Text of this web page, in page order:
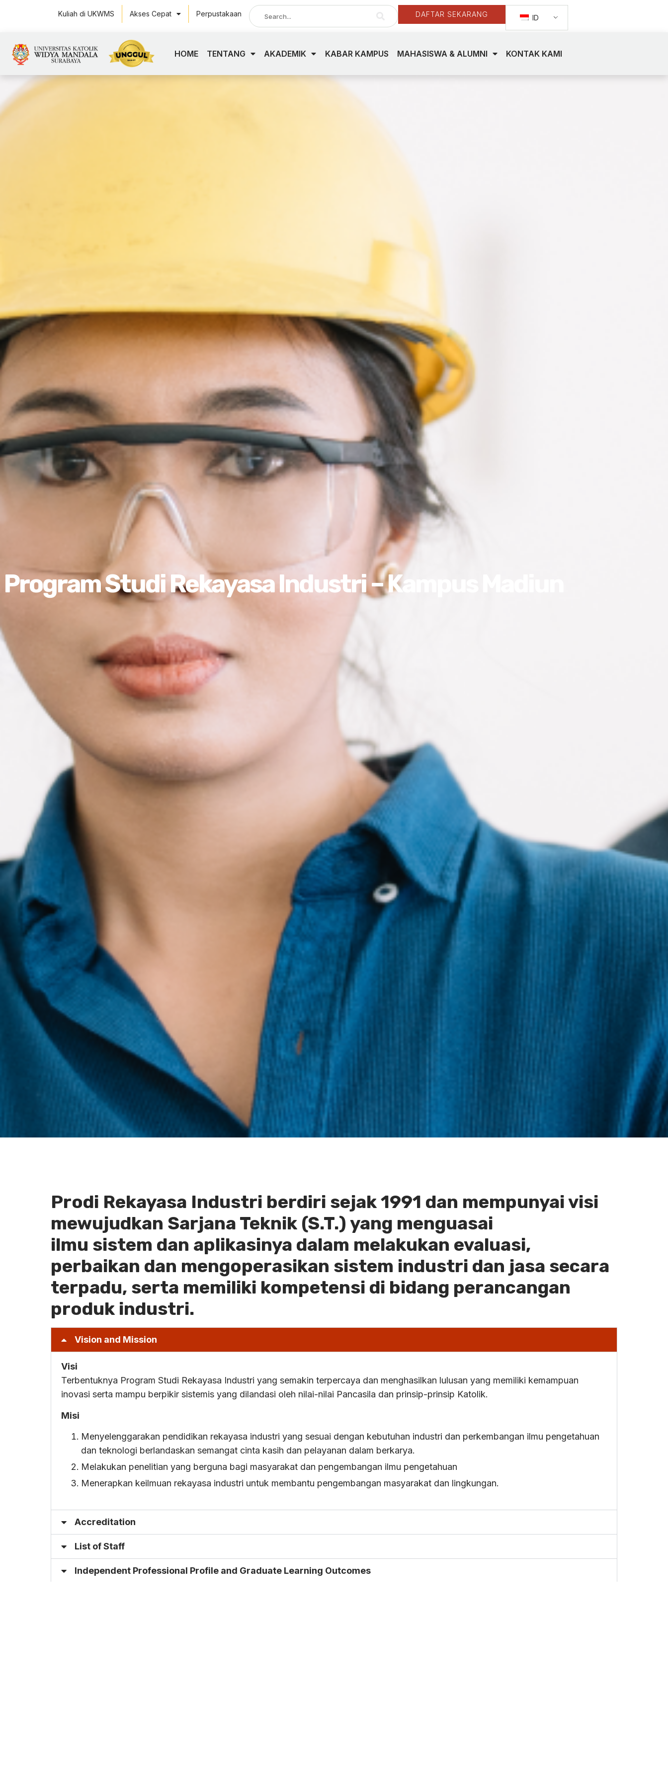
Kuliah di UKWMS Akses Cepat Perpustakaan DAFTAR SEKARANG ID
HOME TENTANG AKADEMIK KABAR KAMPUS MAHASISWA & ALUMNI KONTAK KAMI
Program Studi Rekayasa Industri – Kampus Madiun
Prodi Rekayasa Industri berdiri sejak 1991 dan mempunyai visi
mewujudkan Sarjana Teknik (S.T.) yang menguasai
ilmu sistem dan aplikasinya dalam melakukan evaluasi,
perbaikan dan mengoperasikan sistem industri dan jasa secara
terpadu, serta memiliki kompetensi di bidang perancangan
produk industri.
Vision and Mission
Visi
Terbentuknya Program Studi Rekayasa Industri yang semakin terpercaya dan menghasilkan lulusan yang memiliki kemampuan
inovasi serta mampu berpikir sistemis yang dilandasi oleh nilai-nilai Pancasila dan prinsip-prinsip Katolik.
Misi
Menyelenggarakan pendidikan rekayasa industri yang sesuai dengan kebutuhan industri dan perkembangan ilmu pengetahuan
dan teknologi berlandaskan semangat cinta kasih dan pelayanan dalam berkarya.
Melakukan penelitian yang berguna bagi masyarakat dan pengembangan ilmu pengetahuan
Menerapkan keilmuan rekayasa industri untuk membantu pengembangan masyarakat dan lingkungan.
Accreditation
List of Staff
Independent Professional Profile and Graduate Learning Outcomes